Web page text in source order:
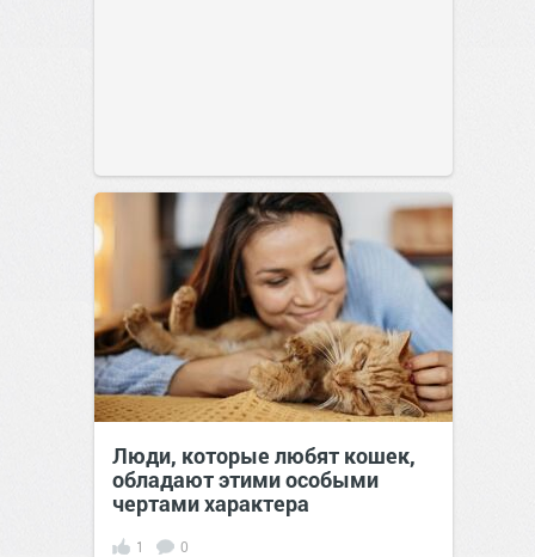
Люди, которые любят кошек,
обладают этими особыми
чертами характера
1 0